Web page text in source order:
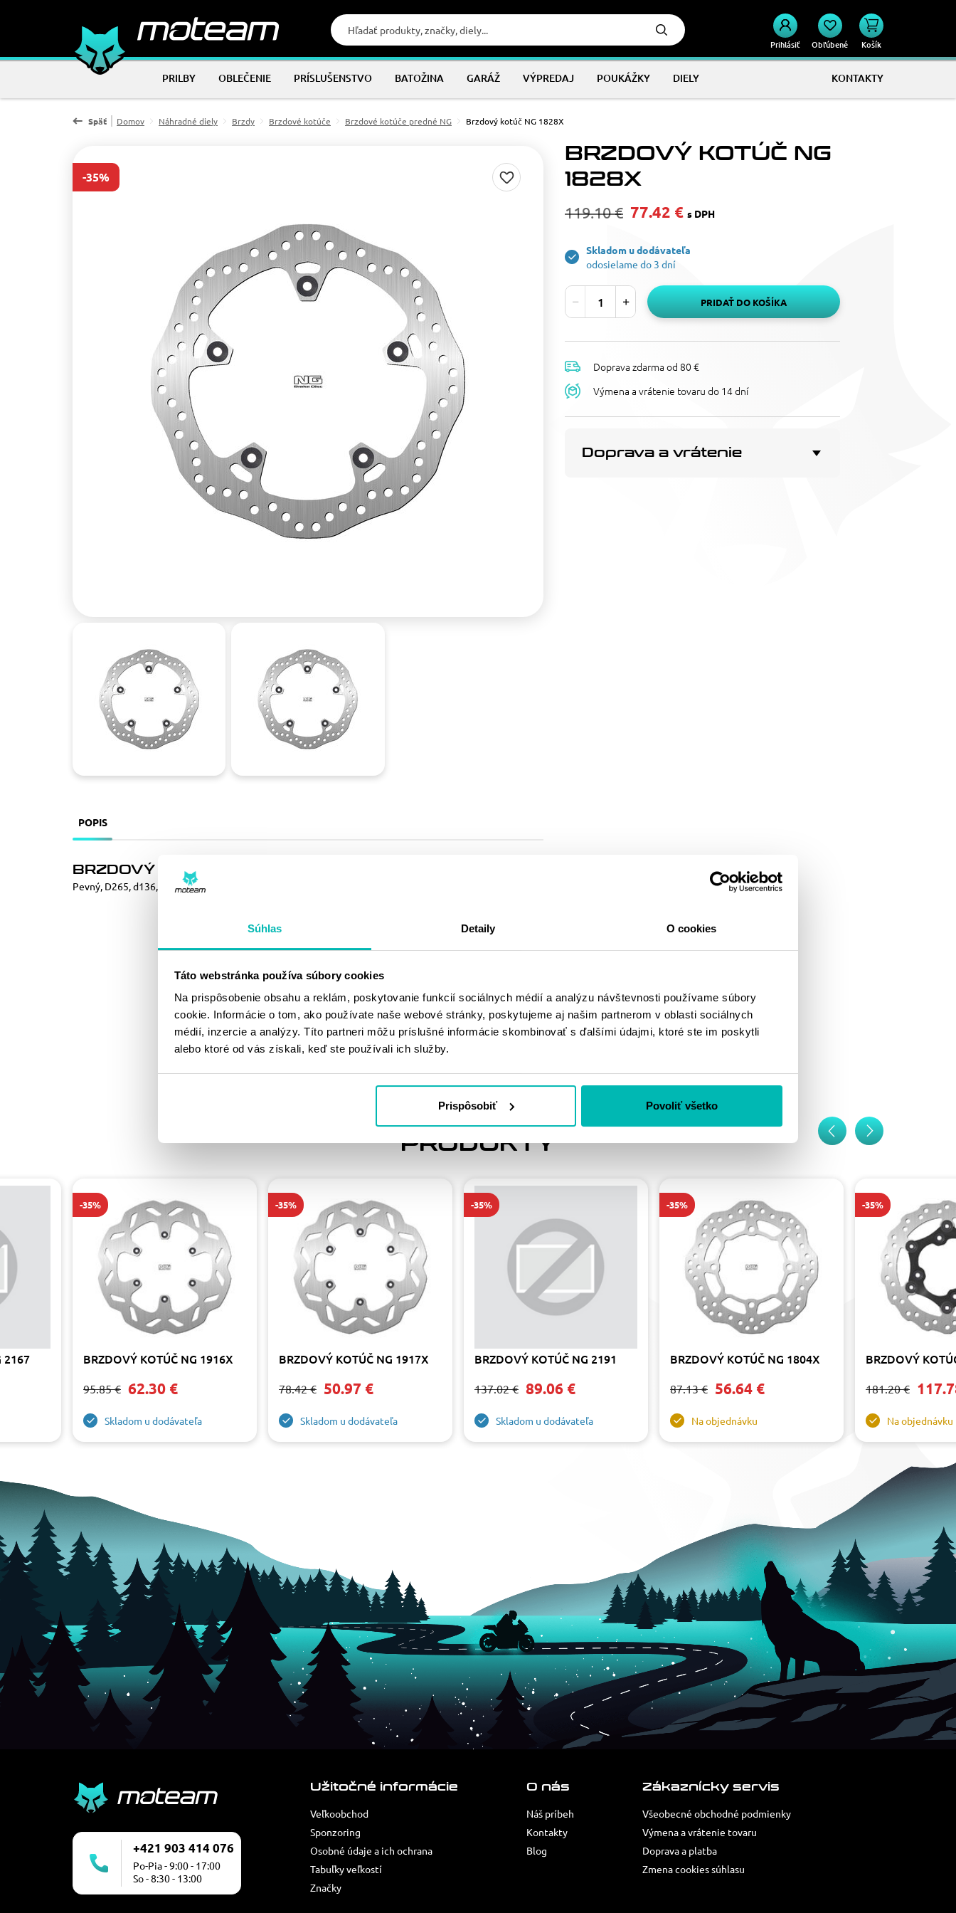
Súhlas Detaily O cookies
Táto webstránka používa súbory cookies
Na prispôsobenie obsahu a reklám, poskytovanie funkcií sociálnych médií a analýzu návštevnosti používame súbory
cookie. Informácie o tom, ako používate naše webové stránky, poskytujeme aj našim partnerom v oblasti sociálnych
médií, inzercie a analýzy. Títo partneri môžu príslušné informácie skombinovať s ďalšími údajmi, ktoré ste im poskytli
alebo ktoré od vás získali, keď ste používali ich služby.
Prispôsobiť Povoliť všetko
Prihlásiť Obľúbené Košík
PRILBY OBLEČENIE PRÍSLUŠENSTVO BATOŽINA GARÁŽ VÝPREDAJ POUKÁŽKY DIELY KONTAKTY
Späť Domov Náhradné diely Brzdy Brzdové kotúče Brzdové kotúče predné NG Brzdový kotúč NG 1828X
-35%
BRZDOVÝ KOTÚČ NG
1828X
119.10 € 77.42 € s DPH
Skladom u dodávateľa
odosielame do 3 dní
PRIDAŤ DO KOŠÍKA
Doprava zdarma od 80 €
Výmena a vrátenie tovaru do 14 dní
Doprava a vrátenie
POPIS
BRZDOVÝ KOTÚČ NG 1828X
Pevný, D265, d136,5 t5,0, vlnitý design
VÁM PÁČIŤ
PODOBNÉ
PRODUKTY
2167
-35%
BRZDOVÝ KOTÚČ NG 1916X
95.85 € 62.30 €
Skladom u dodávateľa
-35%
BRZDOVÝ KOTÚČ NG 1917X
78.42 € 50.97 €
Skladom u dodávateľa
-35%
BRZDOVÝ KOTÚČ NG 2191
137.02 € 89.06 €
Skladom u dodávateľa
-35%
BRZDOVÝ KOTÚČ NG 1804X
87.13 € 56.64 €
Na objednávku
-35%
BRZDOVÝ
181.20 €
Na objednávku
+421 903 414 076
Po-Pia - 9:00 - 17:00
So - 8:30 - 13:00
Užitočné informácie
Veľkoobchod
Sponzoring
Osobné údaje a ich ochrana
Tabuľky veľkostí
Značky
O nás
Náš príbeh
Kontakty
Blog
Zákaznícky servis
Všeobecné obchodné podmienky
Výmena a vrátenie tovaru
Doprava a platba
Zmena cookies súhlasu